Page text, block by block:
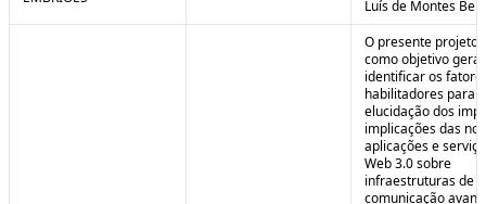
Luís de Montes
O presente projeto
como objetivo geral
identificar os
habilitadores para a
elucidação dos
implicações das
aplicações e
Web 3.0 sobre
infraestruturas de
comunicação